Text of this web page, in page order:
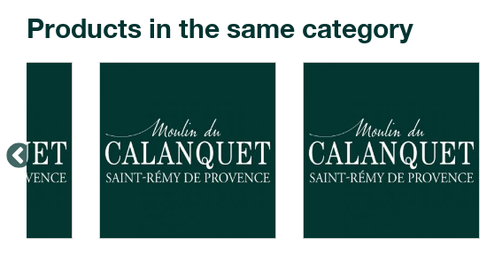
Products in the same category